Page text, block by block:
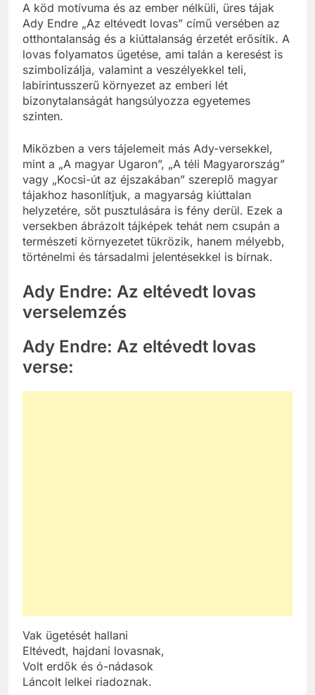
A köd motívuma és az ember nélküli, üres tájak
Ady Endre „Az eltévedt lovas” című versében az
otthontalanság és a kiúttalanság érzetét erősítik. A
lovas folyamatos ügetése, ami talán a keresést is
szimbolizálja, valamint a veszélyekkel teli,
labirintusszerű környezet az emberi lét
bizonytalanságát hangsúlyozza egyetemes
szinten.
Miközben a vers tájelemeit más Ady-versekkel,
mint a „A magyar Ugaron”, „A téli Magyarország”
vagy „Kocsi-út az éjszakában” szereplő magyar
tájakhoz hasonlítjuk, a magyarság kiúttalan
helyzetére, sőt pusztulására is fény derül. Ezek a
versekben ábrázolt tájképek tehát nem csupán a
természeti környezetet tükrözik, hanem mélyebb,
történelmi és társadalmi jelentésekkel is bírnak.
Ady Endre: Az eltévedt lovas
verselemzés
Ady Endre: Az eltévedt lovas
verse:
Vak ügetését hallani
Eltévedt, hajdani lovasnak,
Volt erdők és ó-nádasok
Láncolt lelkei riadoznak.